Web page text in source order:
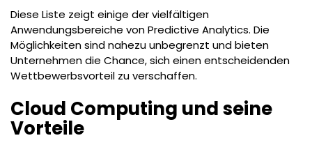
Diese Liste zeigt einige der vielfältigen
Anwendungsbereiche von Predictive Analytics. Die
Möglichkeiten sind nahezu unbegrenzt und bieten
Unternehmen die Chance, sich einen entscheidenden
Wettbewerbsvorteil zu verschaffen.
Cloud Computing und seine
Vorteile